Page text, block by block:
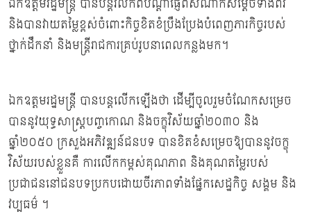
ឯកឧត្ដមរដ្ឋមន្រ្ដី បានបន្តរំលឹកពីបណ្ដាំផ្ញើពីសំណាក់សម្ដេចទាំងពីរ
និងបានវាយតម្លៃខ្ពស់ចំពោះកិច្ចខិតខំប្រឹងប្រែងបំពេញភារកិច្ចរបស់
ថ្នាក់ដឹកនាំ និងមន្រ្ដីរាជការគ្រប់រូបនាពេលកន្លងមក។
ឯកឧត្ដមរដ្ឋមន្ត្រី បានបន្តលើកឡើងថា ដើម្បីចូលរួមចំណែកសម្រេច
បាននូវយុទ្ធសាស្រ្តបញ្ចកោណ និងចក្ខុវិស័យឆ្នាំ២០៣០ និង
ឆ្នាំ២០៥០ ក្រសួងអភិវឌ្ឍន៍ជនបទ បានខិតខំសម្រេចឱ្យបាននូវចក្ខុ
វិស័យរបស់ខ្លួនគឺ ការលើកកម្ពស់គុណភាព និងគុណតម្លៃរបស់
ប្រជាជននៅជនបទប្រកបដោយចីរភាពទាំងផ្នែកសេដ្ឋកិច្ច សង្គម និង
វប្បធម៌ ។